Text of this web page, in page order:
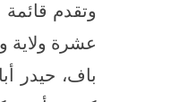
عشرة ولاية
باف، حيدر